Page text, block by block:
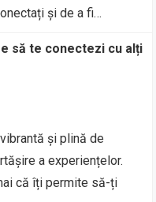
și de a fi…
să te conectezi cu alți
și plină de
a experiențelor.
că îți permite să-ți